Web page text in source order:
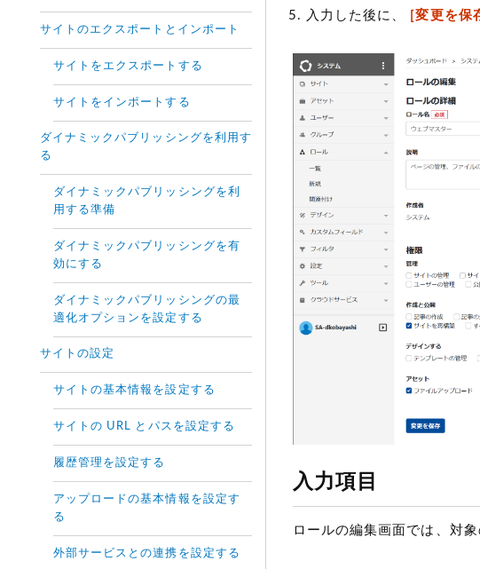
入力した後に、
[変更を保
入力項目
ロールの編集画面では、対
サイトのエクスポートとインポート
サイトをエクスポートする
サイトをインポートする
ダイナミックパブリッシングを利用す
る
ダイナミックパブリッシングを利
用する準備
ダイナミックパブリッシングを有
効にする
ダイナミックパブリッシングの最
適化オプションを設定する
サイトの設定
サイトの基本情報を設定する
サイトの URL とパスを設定する
履歴管理を設定する
アップロードの基本情報を設定す
る
外部サービスとの連携を設定する